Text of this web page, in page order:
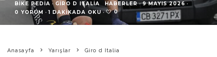
BIKE PEDIA · GIRO D ITALIA HABERLER · 9 MAYIS 2026 ·
0 YORUM · 1 DAKIKADA OKU · 0
Anasayfa Yarışlar Giro d Italia